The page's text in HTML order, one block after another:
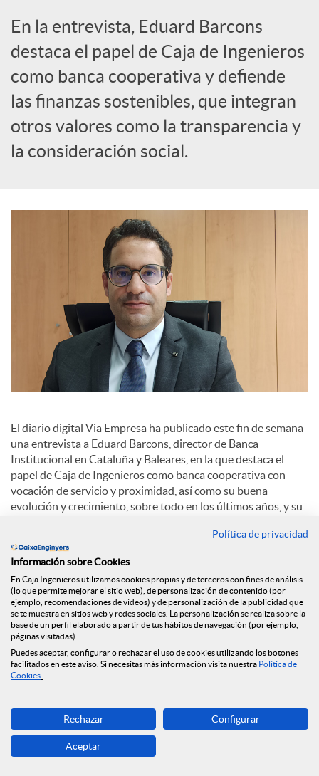
o
c
i
a
l
En la entrevista, Eduard Barcons
destaca el papel de Caja de Ingenieros
como banca cooperativa y defiende
las finanzas sostenibles, que integran
otros valores como la transparencia y
la consideración social.
El diario digital Via Empresa ha publicado este fin de semana
una entrevista a Eduard Barcons, director de Banca
Institucional en Cataluña y Baleares, en la que destaca el
papel de Caja de Ingenieros como banca cooperativa con
vocación de servicio y proximidad, así como su buena
evolución y crecimiento, sobre todo en los últimos años, y su
Sobre el auge de las finanzas sostenibles, Eduard Barcons
comenta: “La integración de factores ambientales o sociales
puede provocar que la rentabilidad puede ser igual o
superior. Cada vez más la gente percibe que, además de la
rentabilidad económica, hay otros factores cómo la
En cuanto a la apuesta de Caja de Ingenieros por la
oficinas continuará siendo cómo ha sido siempre, progresivo.
Y hay una apuesta clarísima por la digitalización. El mejor
está para venir”.
Política de privacidad
Información sobre Cookies
En Caja Ingenieros utilizamos cookies propias y de terceros con fines de análisis
(lo que permite mejorar el sitio web), de personalización de contenido (por
ejemplo, recomendaciones de vídeos) y de personalización de la publicidad que
se te muestra en sitios web y redes sociales. La personalización se realiza sobre la
base de un perfil elaborado a partir de tus hábitos de navegación (por ejemplo,
páginas visitadas).
Puedes aceptar, configurar o rechazar el uso de cookies utilizando los botones
facilitados en este aviso. Si necesitas más información visita nuestra Política de
Cookies
Rechazar Configurar
Aceptar